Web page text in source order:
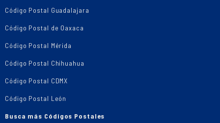
Código Postal Guadalajara
Código Postal de Oaxaca
Código Postal Mérida
Código Postal Chihuahua
Código Postal CDMX
Código Postal León
Busca más Códigos Postales